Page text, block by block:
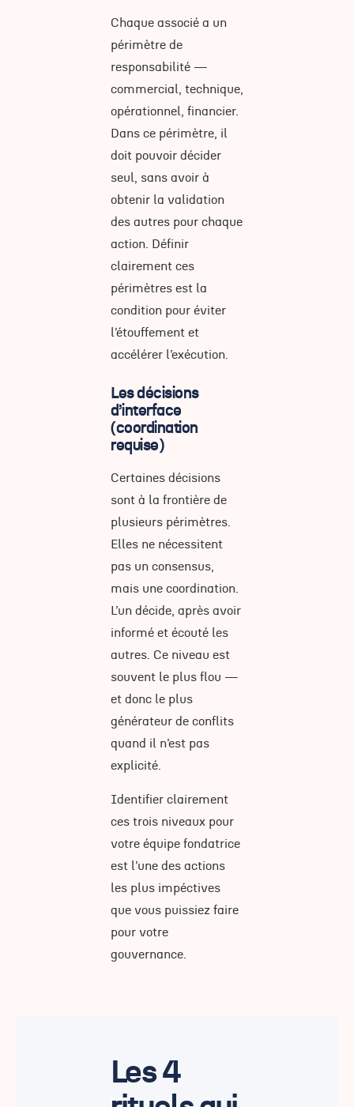
Chaque associé a un
périmètre de
responsabilité —
commercial, technique,
opérationnel, financier.
Dans ce périmètre, il
doit pouvoir décider
seul, sans avoir à
obtenir la validation
des autres pour chaque
action. Définir
clairement ces
périmètres est la
condition pour éviter
l’étouffement et
accélérer l’exécution.
Les décisions
d’interface
(coordination
requise)
Certaines décisions
sont à la frontière de
plusieurs périmètres.
Elles ne nécessitent
pas un consensus,
mais une coordination.
L’un décide, après avoir
informé et écouté les
autres. Ce niveau est
souvent le plus flou —
et donc le plus
générateur de conflits
quand il n’est pas
explicité.
Identifier clairement
ces trois niveaux pour
votre équipe fondatrice
est l’une des actions
les plus impéctives
que vous puissiez faire
pour votre
gouvernance.
Les 4